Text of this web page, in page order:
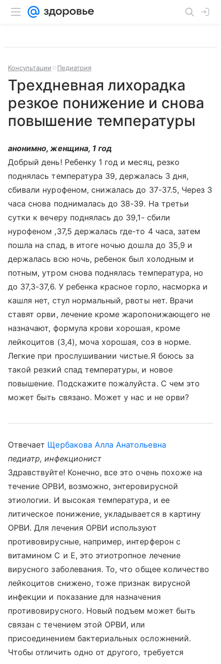
Консультации Педиатрия
Трехдневная лихорадка
резкое понижение и снова
повышение температуры
анонимно, женщина, 1 год
Добрый день! Ребенку 1 год и месяц, резко
поднялась температура 39, держалась 3 дня,
сбивали нурофеном, снижалась до 37-37.5, Через 3
часа снова поднималась до 38-39. На третьи
сутки к вечеру поднялась до 39,1- сбили
нурофеном ,37,5 держалась где-то 4 часа, затем
пошла на спад, в итоге ночью дошла до 35,9 и
держалась всю ночь, ребенок был холодным и
потным, утром снова поднялась температура, но
до 37,3-37,6. У ребенка красное горло, насморка и
кашля нет, стул нормальный, рвоты нет. Врачи
ставят орви, лечение кроме жаропонижающего не
назначают, формула крови хорошая, кроме
лейкоцитов (3,4), моча хорошая, соэ в норме.
Легкие при прослушивании чистые.Я боюсь за
такой резкий спад температуры, и новое
повышение. Подскажите пожалуйста. С чем это
может быть связано. Может у нас и не орви?
Отвечает Щербакова Алла Анатольевна
педиатр, инфекционист
Здравствуйте! Конечно, все это очень похоже на
течение ОРВИ, возможно, энтеровирусной
этиологии. И высокая температура, и ее
литическое понижение, укладывается в картину
ОРВИ. Для лечения ОРВИ используют
противовирусные, например, интерферон с
витамином С и Е, это этиотропное лечение
вирусного заболевания. То, что общее количество
лейкоцитов снижено, тоже признак вирусной
инфекции и показание для назначения
противовирусного. Новый подъем может быть
связан с течением этой ОРВИ, или
присоединением бактериальных осложнений.
Чтобы отличить одно от другого, требуется